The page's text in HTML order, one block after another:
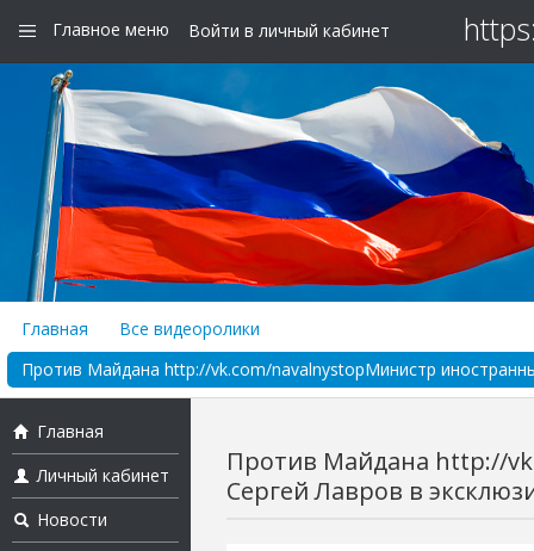
Главное меню Войти в личный кабинет
Главная
Все видеоролики
Против Майдана http://vk.com/navalnystopМинистр
Главная
Личный кабинет
Новости
Против Майдана http://
Сергей Лавров в